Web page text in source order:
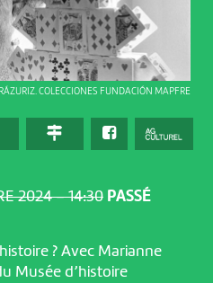
2024 – 14:30 PASSÉ
COLECCIONES FUNDACIÓN MAPFRE
? Avec Marianne
Musée d’histoire